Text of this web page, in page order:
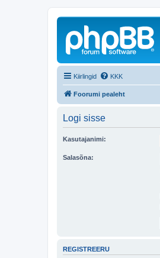
Kiirlingid KKK
Foorumi pealeht
Logi sisse
Kasutajanimi:
Salasõna:
REGISTREERU